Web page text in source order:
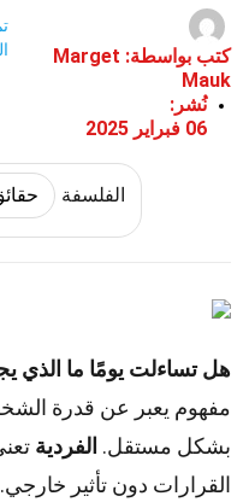
كتب بواسطة: Marget
Mauk
نُشر:
06 فبراير 2025
الفلسفة
هل تساءلت يومًا ما الذي
مفهوم يعبر عن قدرة
بشكل مستقل. الفردية